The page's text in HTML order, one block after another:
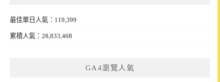
最佳單日人氣：119,399
累積人氣：28,833,468
GA4瀏覽人氣